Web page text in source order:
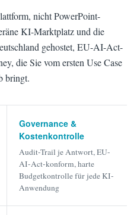
nicht PowerPoint-
KI-Marktplatz und die
gehostet, EU-AI-Act-
die Sie vom ersten Use Case
bringt.
Governance &
Kostenkontrolle
Audit-Trail je Antwort, EU-
AI-Act-konform, harte
Budgetkontrolle für jede KI-
Anwendung